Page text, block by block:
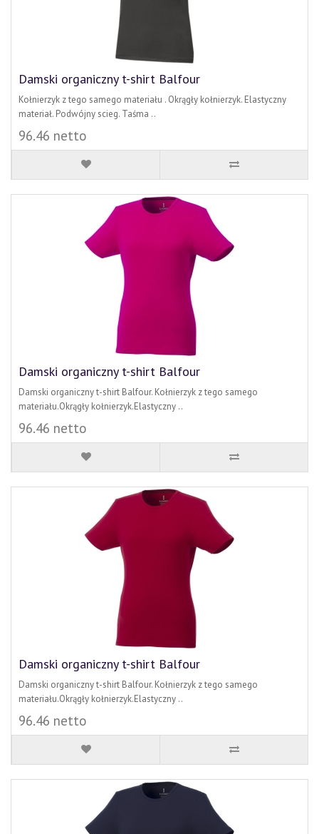
Damski organiczny t-shirt Balfour
Kołnierzyk z tego samego materiału . Okrągły kołnierzyk. Elastyczny
materiał. Podwójny scieg. Taśma ..
96.46 netto
Damski organiczny t-shirt Balfour
Damski organiczny t-shirt Balfour. Kołnierzyk z tego samego
materiału.Okrągły kołnierzyk.Elastyczny ..
96.46 netto
Damski organiczny t-shirt Balfour
Damski organiczny t-shirt Balfour. Kołnierzyk z tego samego
materiału.Okrągły kołnierzyk.Elastyczny ..
96.46 netto